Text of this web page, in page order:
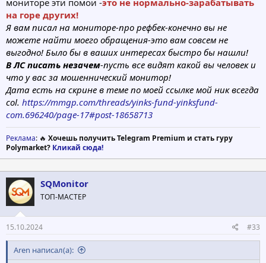
на горе других!
Я вам писал на мониторе-про рефбек-конечно вы не
можете найти моего обращения-это вам совсем не
выгодно! Было бы в ваших интересах быстро бы нашли!
В ЛС писать незачем-пусть все видят какой вы человек и
что у вас за мошеннический монитор!
Дата есть на скрине в теме по моей ссылке мой ник всегда
col. https://mmgp.com/threads/yinks-fund-yinksfund-
com.696240/page-17#post-18658713
Реклама: 🔥 Хочешь получить Telegram Premium и стать гуру
Polymarket? Кликай сюда!
SQMonitor
ТОП-МАСТЕР
15.10.2024 #33
Aren написал(а):